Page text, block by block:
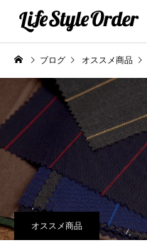
ブログ オススメ商品
オススメ商品